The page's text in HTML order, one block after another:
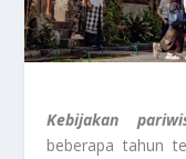
Kebijakan
beberapa tahun